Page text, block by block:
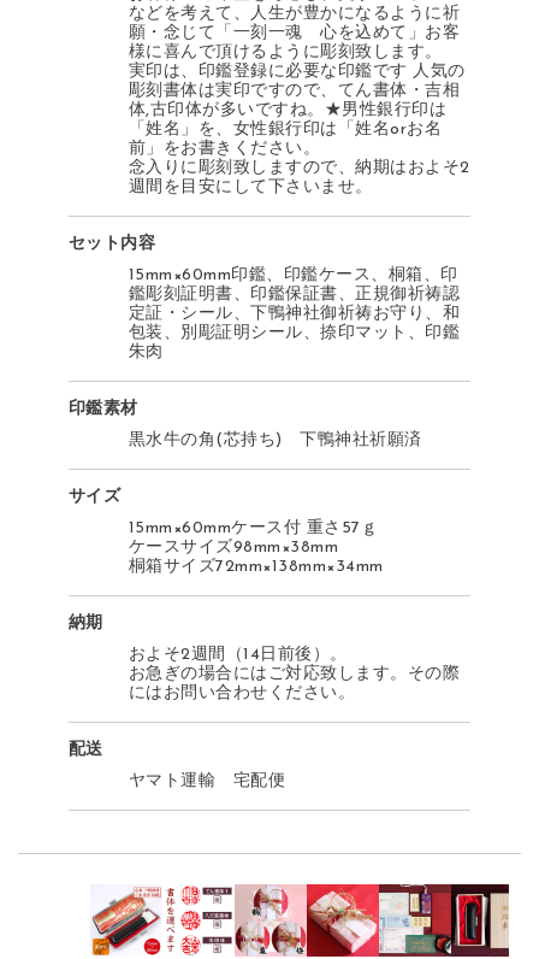
などを考えて、人生が豊かになるように祈
願・念じて「一刻一魂 心を込めて」お客
様に喜んで頂けるように彫刻致します。
実印は、印鑑登録に必要な印鑑です 人気の
彫刻書体は実印ですので、てん書体・吉相
体,古印体が多いですね。★男性銀行印は
「姓名」を、女性銀行印は「姓名orお名
前」をお書きください。
念入りに彫刻致しますので、納期はおよそ2
週間を目安にして下さいませ。
セット内容
15mm×60mm印鑑、印鑑ケース、桐箱、印
鑑彫刻証明書、印鑑保証書、正規御祈祷認
定証・シール、下鴨神社御祈祷お守り、和
包装、別彫証明シール、捺印マット、印鑑
朱肉
印鑑素材
黒水牛の角(芯持ち) 下鴨神社祈願済
サイズ
15mm×60mmケース付 重さ57ｇ
ケースサイズ98mm×38mm
桐箱サイズ72mm×138mm×34mm
納期
およそ2週間（14日前後）。
お急ぎの場合にはご対応致します。その際
にはお問い合わせください。
配送
ヤマト運輸 宅配便